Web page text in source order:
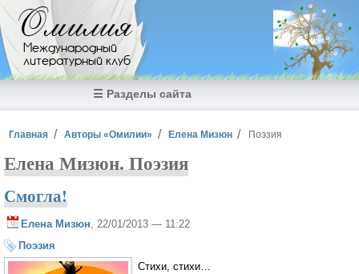
Перейти к основному содержанию
Омилия
Международный
литературный клуб
☰ Разделы сайта
Вы здесь
Главная Авторы «Омилии» Елена Мизюн Поэзия
Елена Мизюн. Поэзия
Смогла!
Елена Мизюн , 22/01/2013 — 11:22
Поэзия
Стихи, стихи…